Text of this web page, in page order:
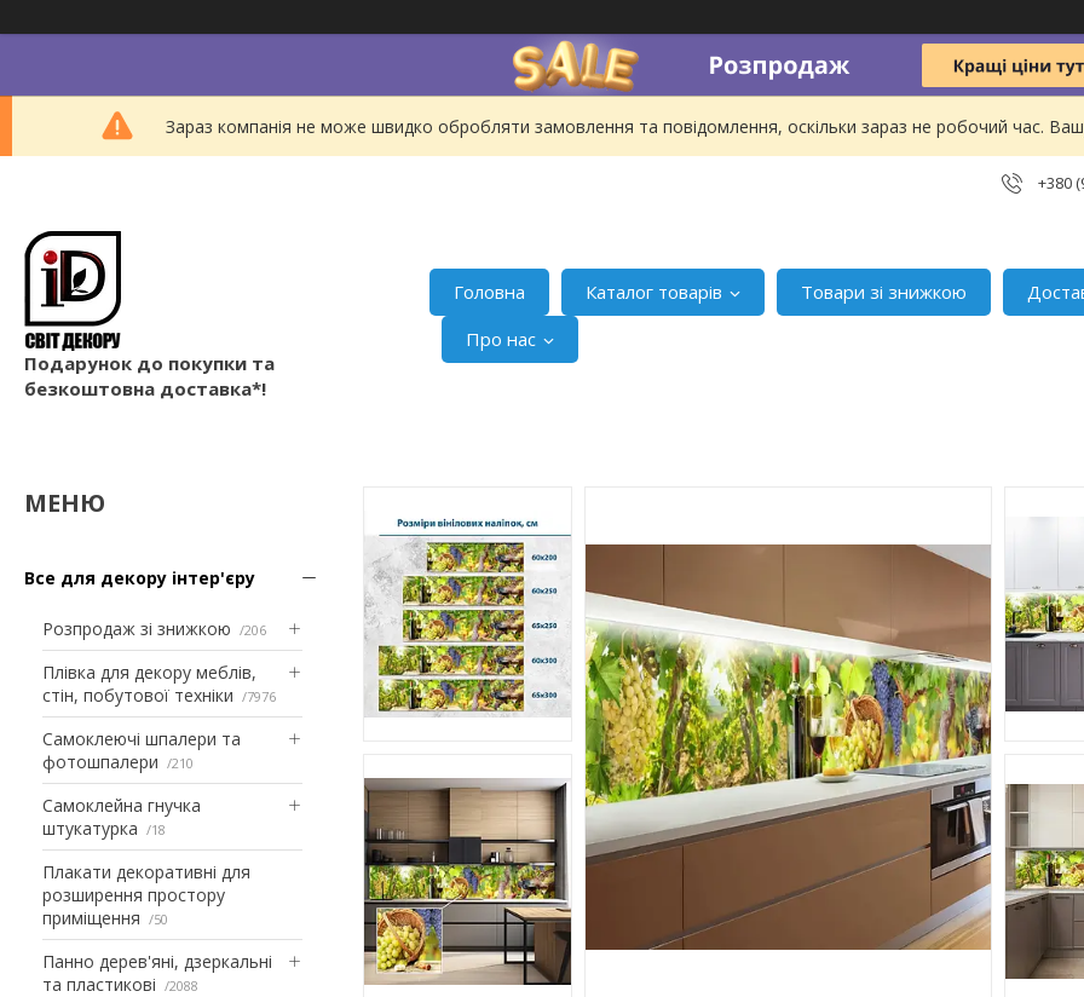
Зараз компанія не може швидко обробляти замовлення та повідомлення, оскільки зараз не робочий час.
+380
Подарунок до покупки та
безкоштовна доставка*!
Головна Каталог товарів Товари зі знижкою
Про нас
Все для декору інтер'єру
Розпродаж зі знижкою 206
Плівка для декору меблів,
стін, побутової техніки
7976
Самоклеючі шпалери та
фотошпалери
210
Самоклейна гнучка
штукатурка
18
Плакати декоративні для
розширення простору
приміщення
50
Панно дерев'яні, дзеркальні
та пластикові
2088